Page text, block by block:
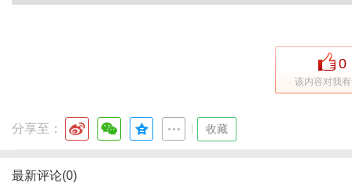
0
该内容对我
分享至： 收藏
最新评论(0)